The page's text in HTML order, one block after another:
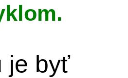
je byť